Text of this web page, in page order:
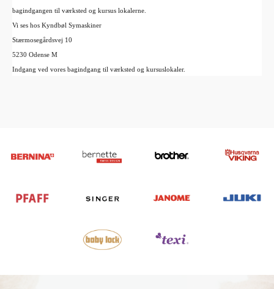
bagindgangen til værksted og kursus lokalerne.
Vi ses hos Kyndbøl Symaskiner
Stærmosegårdsvej 10
5230 Odense M
Indgang ved vores bagindgang til værksted og kursuslokaler.